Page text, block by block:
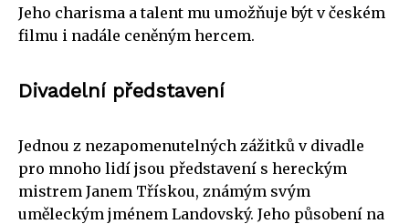
Jeho charisma a talent mu umožňuje být v českém
filmu i nadále ceněným hercem.
Divadelní představení
Jednou z nezapomenutelných zážitků v divadle
pro mnoho lidí jsou představení s hereckým
mistrem Janem Třískou, známým svým
uměleckým jménem Landovský. Jeho působení na